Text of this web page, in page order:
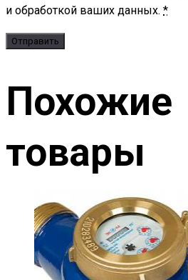
и обработкой ваших данных. *
Похожие
товары